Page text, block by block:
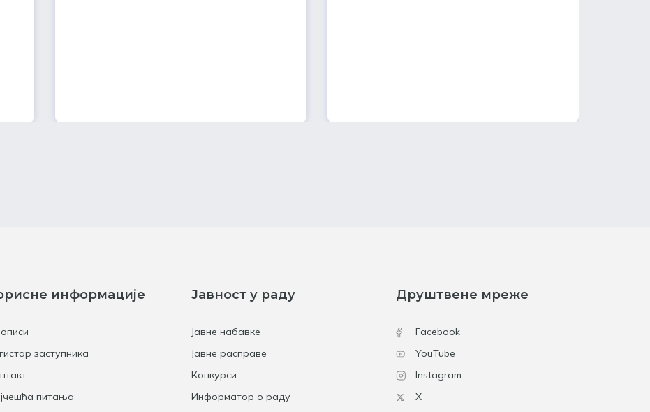
информације
заступника
питања
Јавност у раду
Јавне набавке
Јавне расправе
Конкурси
Информатор о раду
Друштвене мреже
Facebook
YouTube
Instagram
X